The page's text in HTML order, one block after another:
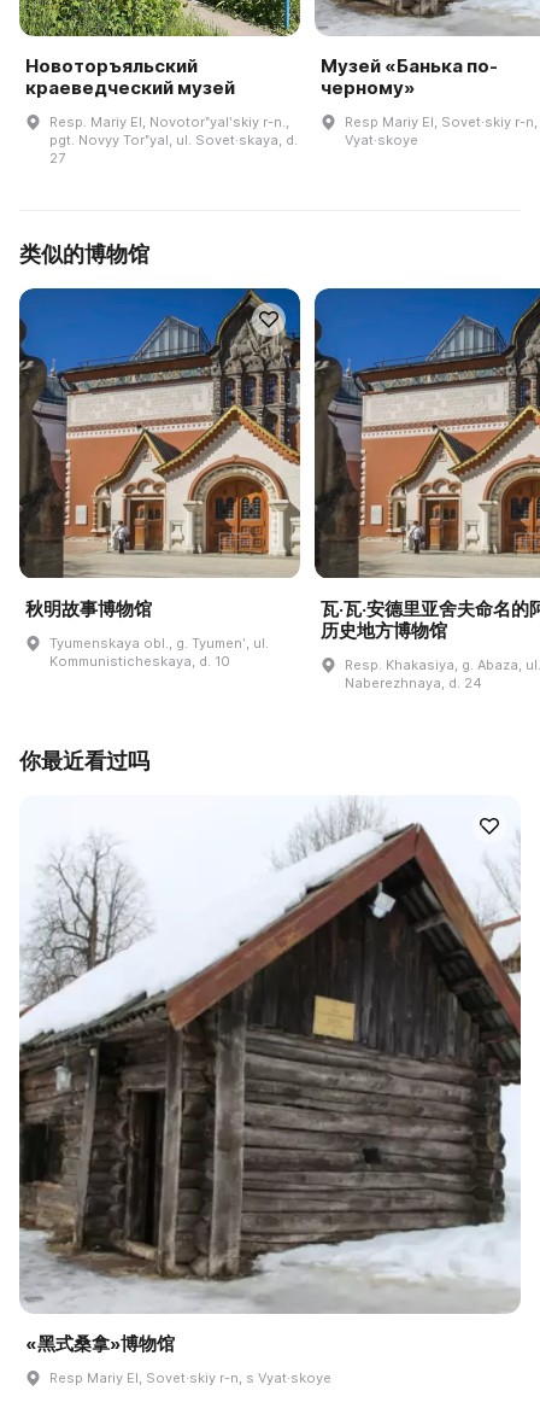
Новоторъяльский
краеведческий музей
Resp. Mariy El, Novotorʺyalʹskiy r-n.,
pgt. Novyy Torʺyal, ul. Sovet·skaya, d.
27
Музей «Банька по-
черному»
Resp Mariy El, Sovet·skiy r-
Vyat·skoye
类似的博物馆
秋明故事博物馆
Tyumenskaya obl., g. Tyumenʹ, ul.
Kommunisticheskaya, d. 10
瓦·瓦·安德里亚舍夫命名的
历史地方博物馆
Resp. Khakasiya, g. Abaza, ul.
Naberezhnaya, d. 24
你最近看过吗
«黑式桑拿»博物馆
Resp Mariy El, Sovet·skiy r-n, s Vyat·skoye